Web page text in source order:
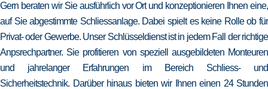
Gern beraten wir Sie ausführlich vor Ort und konzeptionieren Ihnen eine,
auf Sie abgestimmte Schliessanlage. Dabei spielt es keine Rolle ob für
Privat- oder Gewerbe. Unser Schlüsseldienst ist in jedem Fall der richtige
Anpsrechpartner. Sie profitieren von speziell ausgebildeten Monteuren
und jahrelanger Erfahrungen im Bereich Schliess- und
Sicherheitstechnik. Darüber hinaus bieten wir Ihnen einen 24 Stunden